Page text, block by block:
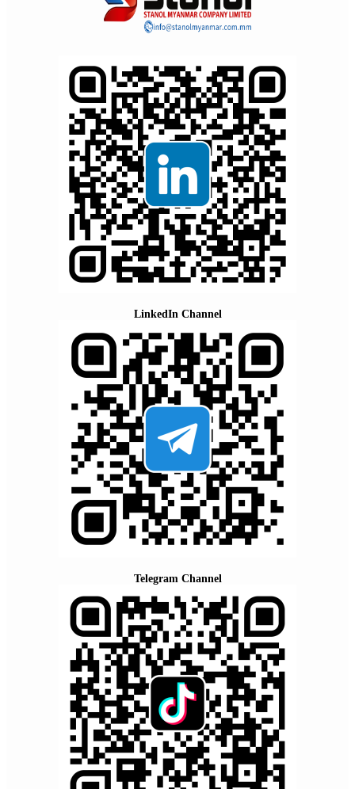
LinkedIn Channel
Telegram Channel